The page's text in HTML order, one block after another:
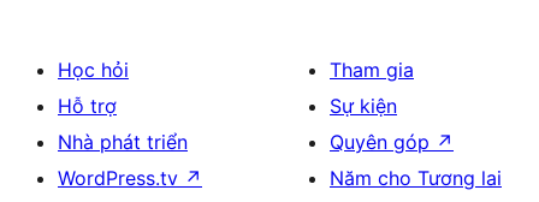
Học hỏi
Hỗ trợ
Nhà phát triển
WordPress.tv ↗
Tham gia
Sự kiện
Quyên góp ↗
Năm cho Tương lai